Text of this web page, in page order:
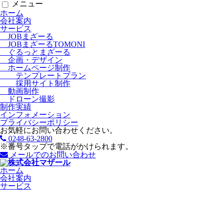
メニュー
ホーム
会社案内
サービス
JOBまざーる
JOBまざーるTOMONI
ぐるっとまざーる
企画・デザイン
ホームページ制作
テンプレートプラン
採用サイト制作
動画制作
ドローン撮影
制作実績
インフォメーション
プライバシーポリシー
お気軽にお問い合わせください。
0248-63-2800
※番号タップで電話がかけられます。
メールでのお問い合わせ
ホーム
会社案内
サービス